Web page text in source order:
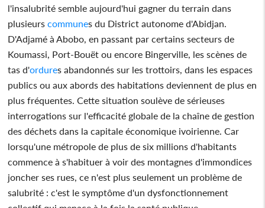
l'insalubrité semble aujourd'hui gagner du terrain dans
plusieurscommunes du District autonome d'Abidjan.
D'Adjamé à Abobo, en passant par certains secteurs de
Koumassi, Port-Bouët ou encore Bingerville, les scènes de
tas d'ordures abandonnés sur les trottoirs, dans les espaces
publics ou aux abords des habitations deviennent de plus en
plus fréquentes. Cette situation soulève de sérieuses
interrogations sur l'efficacité globale de la chaîne de gestion
des déchets dans la capitale économique ivoirienne. Car
lorsqu'une métropole de plus de six millions d'habitants
commence à s'habituer à voir des montagnes d'immondices
joncher ses rues, ce n'est plus seulement un problème de
salubrité : c'est le symptôme d'un dysfonctionnement